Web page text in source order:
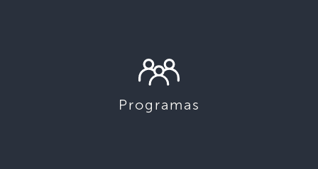
Programas